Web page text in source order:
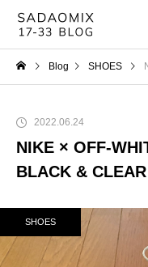
Blog SHOES
2022.06.24
NIKE × OFF-
BLACK & CLEAR
SHOES